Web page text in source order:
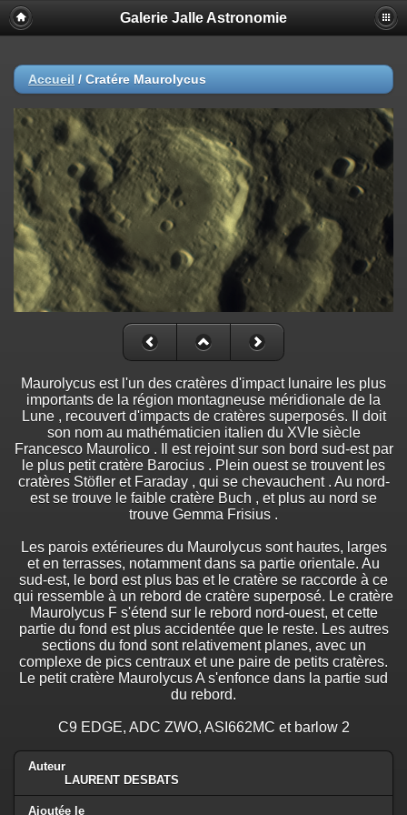
Galerie Jalle Astronomie
Accueil / Cratére Maurolycus
Maurolycus est l'un des cratères d'impact lunaire les plus
importants de la région montagneuse méridionale de la
Lune , recouvert d'impacts de cratères superposés. Il doit
son nom au mathématicien italien du XVIe siècle
Francesco Maurolico . Il est rejoint sur son bord sud-est par
le plus petit cratère Barocius . Plein ouest se trouvent les
cratères Stöfler et Faraday , qui se chevauchent . Au nord-
est se trouve le faible cratère Buch , et plus au nord se
trouve Gemma Frisius .
Les parois extérieures du Maurolycus sont hautes, larges
et en terrasses, notamment dans sa partie orientale. Au
sud-est, le bord est plus bas et le cratère se raccorde à ce
qui ressemble à un rebord de cratère superposé. Le cratère
Maurolycus F s'étend sur le rebord nord-ouest, et cette
partie du fond est plus accidentée que le reste. Les autres
sections du fond sont relativement planes, avec un
complexe de pics centraux et une paire de petits cratères.
Le petit cratère Maurolycus A s'enfonce dans la partie sud
du rebord.
C9 EDGE, ADC ZWO, ASI662MC et barlow 2
Auteur
LAURENT DESBATS
Ajoutée le